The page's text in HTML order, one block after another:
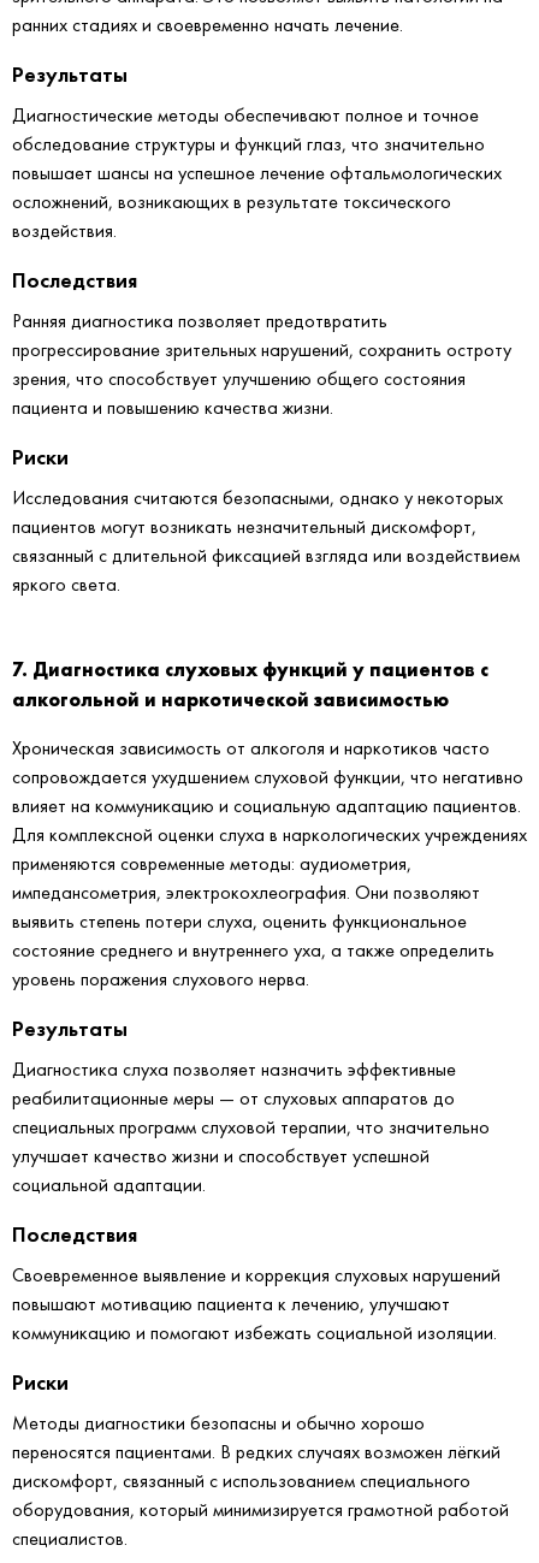
ранних стадиях и своевременно начать лечение.
Результаты
Диагностические методы обеспечивают полное и точное
обследование структуры и функций глаз, что значительно
повышает шансы на успешное лечение офтальмологических
осложнений, возникающих в результате токсического
воздействия.
Последствия
Ранняя диагностика позволяет предотвратить
прогрессирование зрительных нарушений, сохранить остроту
зрения, что способствует улучшению общего состояния
пациента и повышению качества жизни.
Риски
Исследования считаются безопасными, однако у некоторых
пациентов могут возникать незначительный дискомфорт,
связанный с длительной фиксацией взгляда или воздействием
яркого света.
7. Диагностика слуховых функций у пациентов с
алкогольной и наркотической зависимостью
Хроническая зависимость от алкоголя и наркотиков часто
сопровождается ухудшением слуховой функции, что негативно
влияет на коммуникацию и социальную адаптацию пациентов.
Для комплексной оценки слуха в наркологических учреждениях
применяются современные методы: аудиометрия,
импедансометрия, электрокохлеография. Они позволяют
выявить степень потери слуха, оценить функциональное
состояние среднего и внутреннего уха, а также определить
уровень поражения слухового нерва.
Результаты
Диагностика слуха позволяет назначить эффективные
реабилитационные меры — от слуховых аппаратов до
специальных программ слуховой терапии, что значительно
улучшает качество жизни и способствует успешной
социальной адаптации.
Последствия
Своевременное выявление и коррекция слуховых нарушений
повышают мотивацию пациента к лечению, улучшают
коммуникацию и помогают избежать социальной изоляции.
Риски
Методы диагностики безопасны и обычно хорошо
переносятся пациентами. В редких случаях возможен лёгкий
дискомфорт, связанный с использованием специального
оборудования, который минимизируется грамотной работой
специалистов.